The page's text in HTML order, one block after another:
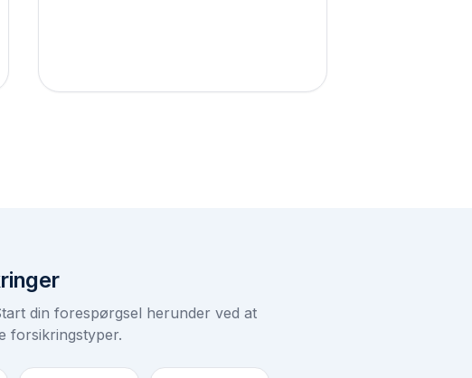
din forespørgsel herunder ved at
forsikringstyper.